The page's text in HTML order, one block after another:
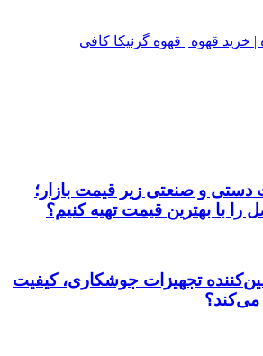
| خرید قهوه | قهوه گرنیکا کافی
دستی و صنعتی زیر قیمت بازار؛
را با بهترین قیمت تهیه کنیم؟
تجهیزات جوشکاری، کیفیت
می‌کند؟